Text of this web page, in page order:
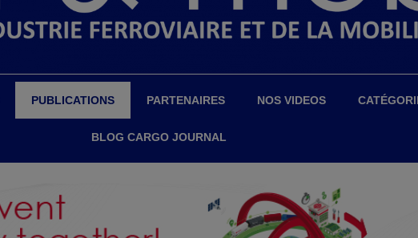
PUBLICATIONS PARTENAIRES NOS VIDEOS
BLOG CARGO JOURNAL